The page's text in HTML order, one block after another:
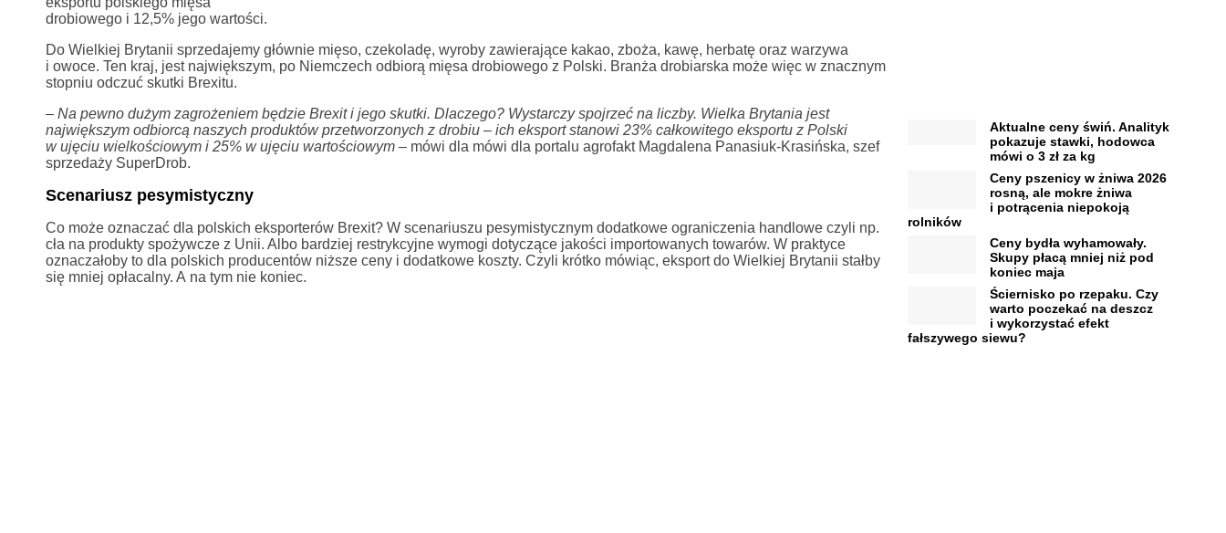
drobiowego i 12,5% jego wartości.
Do Wielkiej Brytanii sprzedajemy głównie mięso, czekoladę, wyroby zawierające kakao, zboża, kawę, herbatę oraz warzywa
i owoce. Ten kraj, jest największym, po Niemczech odbiorą mięsa drobiowego z Polski. Branża drobiarska może więc w znacznym
stopniu odczuć skutki Brexitu.
– Na pewno dużym zagrożeniem będzie Brexit i jego skutki. Dlaczego? Wystarczy spojrzeć na liczby. Wielka Brytania jest
największym odbiorcą naszych produktów przetworzonych z drobiu – ich eksport stanowi 23% całkowitego eksportu z Polski
w ujęciu wielkościowym i 25% w ujęciu wartościowym – mówi dla mówi dla portalu agrofakt Magdalena Panasiuk-Krasińska, szef
sprzedaży SuperDrob.
Scenariusz pesymistyczny
Co może oznaczać dla polskich eksporterów Brexit? W scenariuszu pesymistycznym dodatkowe ograniczenia handlowe czyli np.
cła na produkty spożywcze z Unii. Albo bardziej restrykcyjne wymogi dotyczące jakości importowanych towarów. W praktyce
oznaczałoby to dla polskich producentów niższe ceny i dodatkowe koszty. Czyli krótko mówiąc, eksport do Wielkiej Brytanii stałby
się mniej opłacalny. A na tym nie koniec.
Aktualne ceny świń. Analityk
pokazuje stawki, hodowca
mówi o 3 zł za kg
Ceny pszenicy w żniwa 2026
rosną, ale mokre żniwa
i potrącenia niepokoją
rolników
Ceny bydła wyhamowały.
Skupy płacą mniej niż pod
koniec maja
Ściernisko po rzepaku. Czy
warto poczekać na deszcz
i wykorzystać efekt
fałszywego siewu?